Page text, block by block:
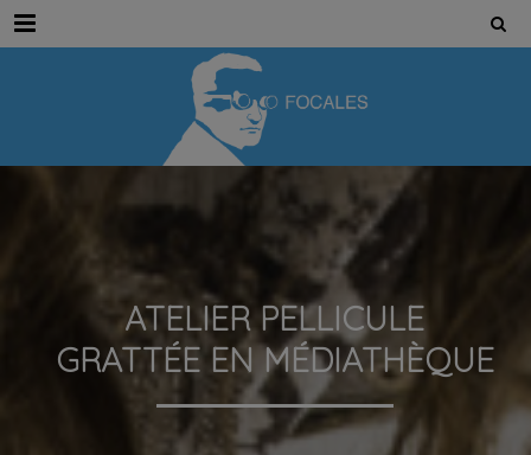
Menu
ATELIER PELLICULE
GRATTÉE EN MÉDIATHÈQUE